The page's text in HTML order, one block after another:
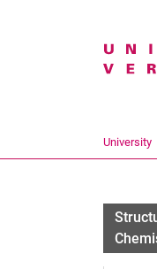
University